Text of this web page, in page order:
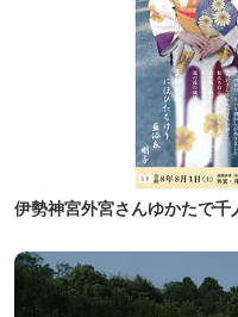
伊勢神宮外宮さんゆかたで千